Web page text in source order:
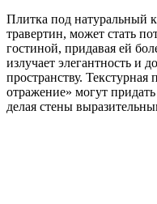
Плитка под натуральный
травертин, может стать
гостиной, придавая ей
излучает элегантность и
пространству.
отражение» могут
делая стены